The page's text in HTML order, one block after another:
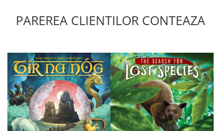
Puzzle 260 piese
4D Cityscape Time Puzzle
Puzzle 180 piese
Puzzle 12 piese
Educative
Puzzle 300 piese
PAREREA CLIENTILOR CONTEAZA